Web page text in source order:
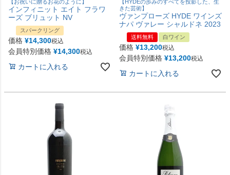
【お祝いに贈るお花のように】
インフィニット エイト フラワ
ーズ ブリュット NV
スパークリング
価格 ¥14,300税込
会員特別価格 ¥14,300税込
カートに入れる
【HYDEの歩みのすべてを投影した、生
きた芸術】
ヴァンプローズ HYDE ワインズ
ナパ ヴァレー シャルドネ 2023
送料無料 白ワイン
価格 ¥13,200税込
会員特別価格 ¥13,200税込
カートに入れる